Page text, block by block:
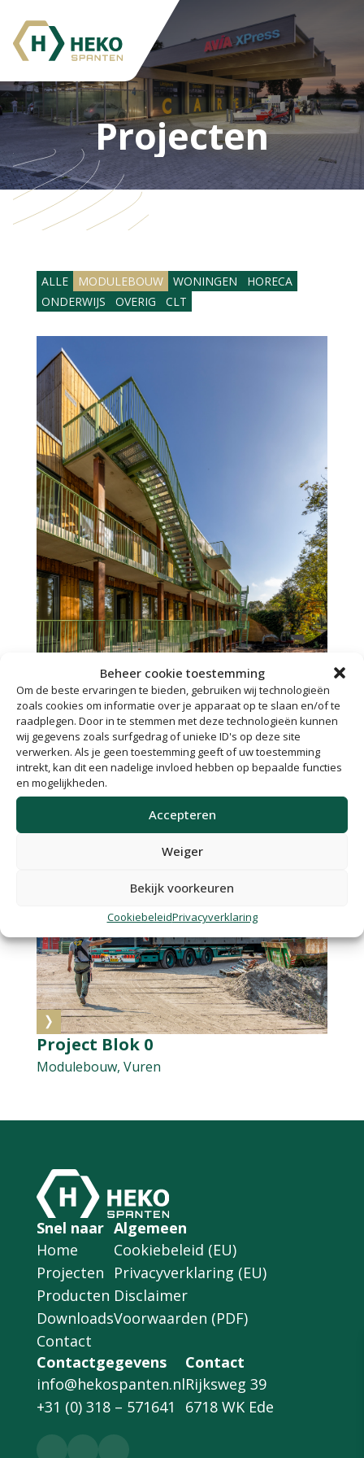
Beheer cookie toestemming
Om de beste ervaringen te bieden, gebruiken wij technologieën
zoals cookies om informatie over je apparaat op te slaan en/of te
raadplegen. Door in te stemmen met deze technologieën kunnen
wij gegevens zoals surfgedrag of unieke ID's op deze site
verwerken. Als je geen toestemming geeft of uw toestemming
intrekt, kan dit een nadelige invloed hebben op bepaalde functies
en mogelijkheden.
Accepteren
Weiger
Bekijk voorkeuren
CookiebeleidPrivacyverklaring
Projecten
ALLE MODULEBOUW WONINGEN
HORECA
ONDERWIJS
OVERIG CLT
Project Appelweg
Project Blok 0
Modulebouw, Vuren
Snel naar
Home
Projecten
Producten
Downloads
Contact
Algemeen
Cookiebeleid (EU)
Privacyverklaring (EU)
Disclaimer
Voorwaarden (PDF)
Contactgegevens
info@hekospanten.nl
+31 (0) 318 – 571641
Contact
Rijksweg 39
6718 WK Ede